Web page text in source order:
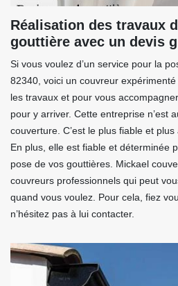
Réalisation des travaux
gouttière avec un devis
Si vous voulez d’un service pour la
82340, voici un couvreur
les travaux et pour vous
pour y arriver. Cette entreprise n’est
couverture. C’est le plus fiable et
En plus, elle est fiable et déterminée
pose de vos gouttières. Mickael
couvreurs professionnels qui peut
quand vous voulez. Pour cela, fiez
n’hésitez pas à lui contacter.